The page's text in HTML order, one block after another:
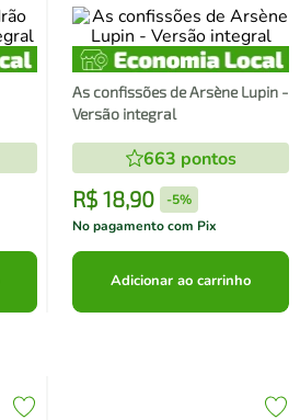
As confissões de Arsène Lupin -
Versão integral
663 pontos
R$ 18,90 -5%
No pagamento com Pix
Adicionar ao carrinho